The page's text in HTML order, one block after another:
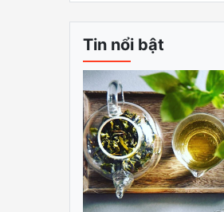
Tin nổi bật